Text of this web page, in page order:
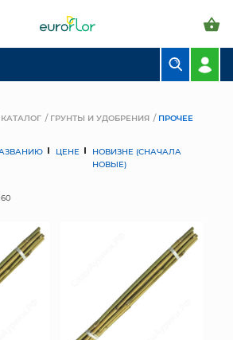
ГОРШКИ И КАШПО
ГРУНТЫ И УДОБРЕНИЯ
ПРЕДМЕТЫ ИНТЕРЬЕРА
КАТАЛОГ ГРУНТЫ И УДОБРЕНИЯ ПРОЧЕЕ
ЦЕНЕ
НОВИЗНЕ (СНАЧАЛА
НОВЫЕ)
60